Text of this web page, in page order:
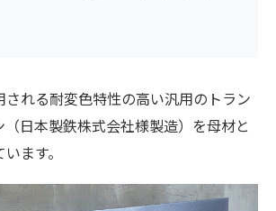
される耐変色特性の高い汎用のトラン
日本製鉄株式会社様製造）を母材と
ます。